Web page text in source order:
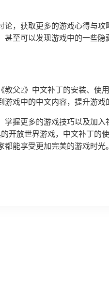
论，获取更多的游戏心得与
甚至可以发现游戏中的一些
父2》中文补丁的安装、使
戏中的中文内容，提升游戏
掌握更多的游戏技巧以及加
开放世界游戏，中文补丁的
能享受更加完美的游戏时光。